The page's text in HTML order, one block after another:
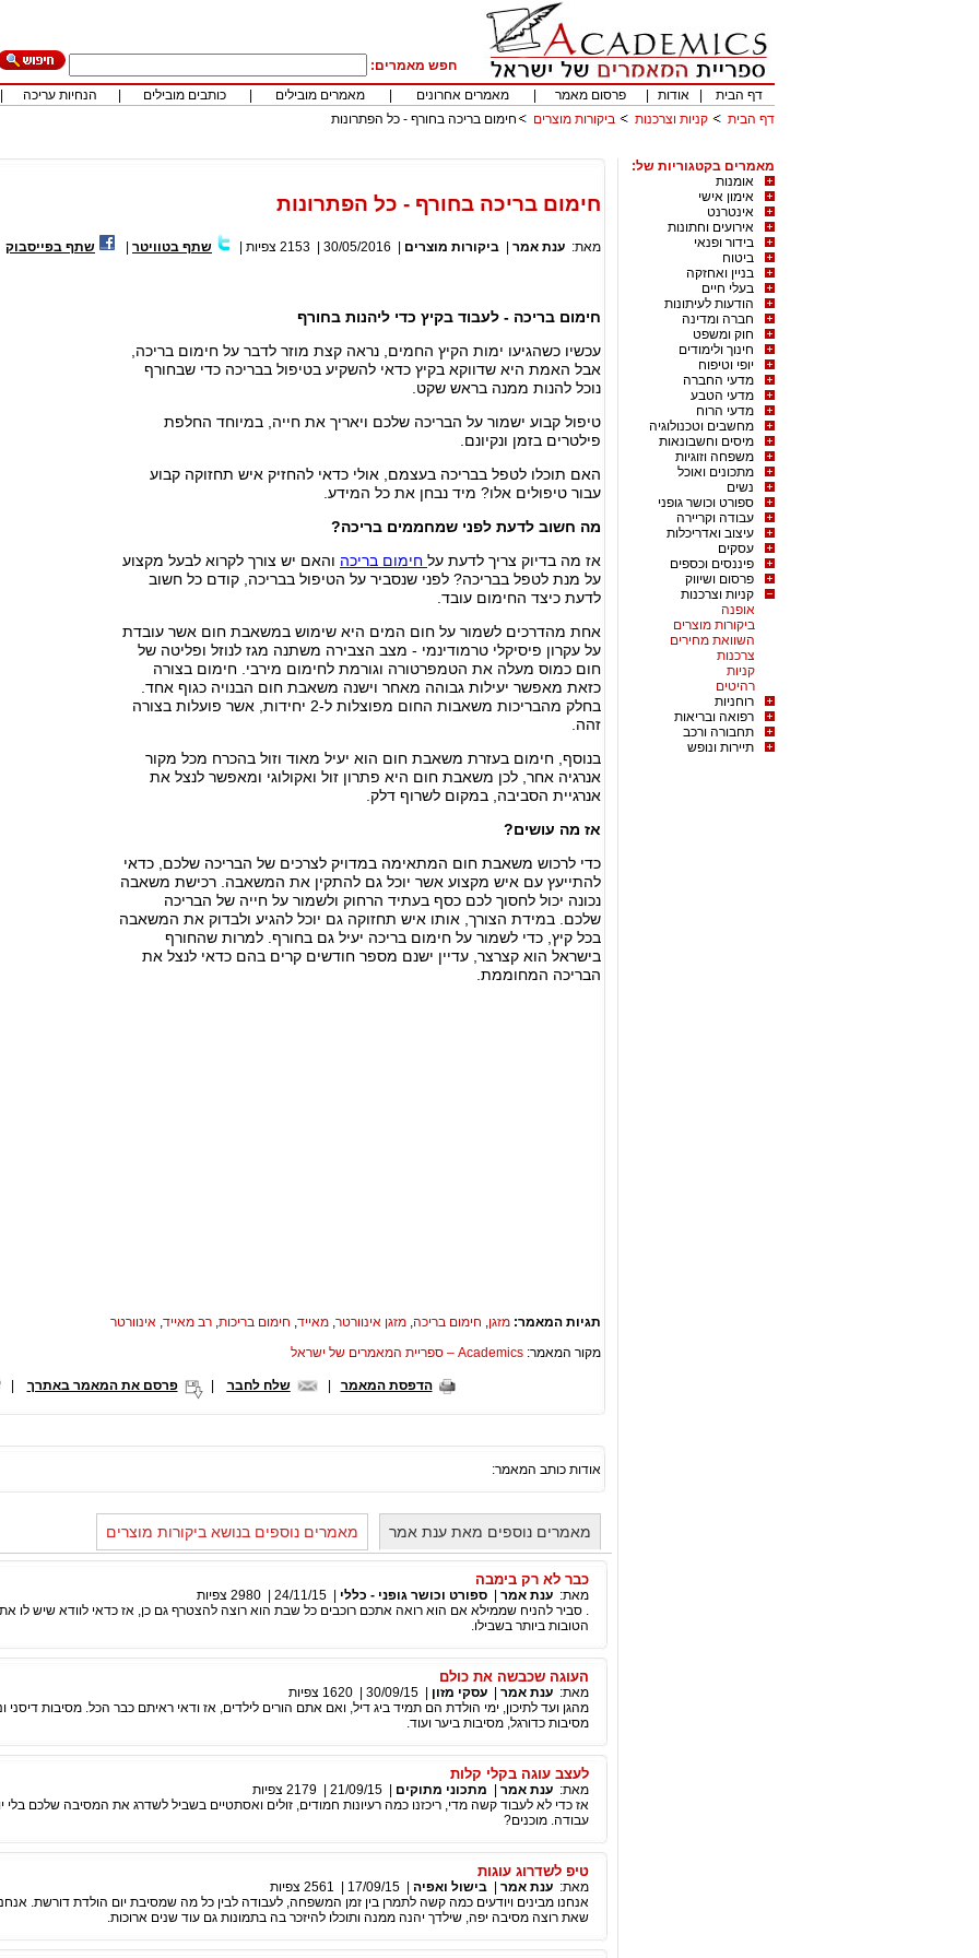
חפש מאמרים:
דף הבית
אודות פרסום מאמר מאמרים אחרונים מאמרים מובילים כותבים מובילים הנחיות עריכה
דף הבית
קניות וצרכנות ביקורות מוצרים חימום בריכה בחורף - כל הפתרונות
מאמרים בקטגוריות של:
אומנות
אימון אישי
אינטרנט
אירועים וחתונות
בידור ופנאי
ביטוח
בניין ואחזקה
בעלי חיים
הודעות לעיתונות
חברה ומדינה
חוק ומשפט
חינוך ולימודים
יופי וטיפוח
מדעי החברה
מדעי הטבע
מדעי הרוח
מחשבים וטכנולוגיה
מיסים וחשבונאות
משפחה וזוגיות
מתכונים ואוכל
נשים
ספורט וכושר גופני
עבודה וקריירה
עיצוב ואדריכלות
עסקים
פיננסים וכספים
פרסום ושיווק
קניות וצרכנות
אופנה
ביקורות מוצרים
השוואת מחירים
צרכנות
קניות
רהיטים
רוחניות
רפואה ובריאות
תחבורה ורכב
תיירות ונופש
חימום בריכה בחורף - כל הפתרונות
מאת: ענת אמר ביקורות מוצרים 30/05/2016
2153 צפיות שתף בטוויטר שתף בפייסבוק
חימום בריכה - לעבוד בקיץ כדי ליהנות בחורף
עכשיו כשהגיעו ימות הקיץ החמים, נראה קצת מוזר לדבר על חימום בריכה,
אבל האמת היא שדווקא בקיץ כדאי להשקיע בטיפול בבריכה כדי שבחורף
נוכל להנות ממנה בראש שקט.
טיפול קבוע ישמור על הבריכה שלכם ויאריך את חייה, במיוחד החלפת
פילטרים בזמן ונקיונם.
האם תוכלו לטפל בבריכה בעצמם, אולי כדאי להחזיק איש תחזוקה קבוע
עבור טיפולים אלו? מיד נבחן את כל המידע.
מה חשוב לדעת לפני שמחממים בריכה?
אז מה בדיוק צריך לדעת על חימום בריכה והאם יש צורך לקרוא לבעל מקצוע
על מנת לטפל בבריכה? לפני שנסביר על הטיפול בבריכה, קודם כל חשוב
לדעת כיצד החימום עובד.
אחת מהדרכים לשמור על חום המים היא שימוש במשאבת חום אשר עובדת
על עקרון פיסיקלי טרמודינמי - מצב הצבירה משתנה מגז לנוזל ופליטה של
חום כמוס מעלה את הטמפרטורה וגורמת לחימום מירבי. חימום בצורה
כזאת מאפשר יעילות גבוהה מאחר וישנה משאבת חום הבנויה כגוף אחד.
בחלק מהבריכות משאבות החום מפוצלות ל-2 יחידות, אשר פועלות בצורה
זהה.
בנוסף, חימום בעזרת משאבת חום הוא יעיל מאוד וזול בהכרח מכל מקור
אנרגיה אחר, לכן משאבת חום היא פתרון זול ואקולוגי ומאפשר לנצל את
אנרגיית הסביבה, במקום לשרוף דלק.
אז מה עושים?
כדי לרכוש משאבת חום המתאימה במדויק לצרכים של הבריכה שלכם, כדאי
להתייעץ עם איש מקצוע אשר יוכל גם להתקין את המשאבה. רכישת משאבה
נכונה יכול לחסוך לכם כסף בעתיד הרחוק ולשמור על חייה של הבריכה
שלכם. במידת הצורך, אותו איש תחזוקה גם יוכל להגיע ולבדוק את המשאבה
בכל קיץ, כדי לשמור על חימום בריכה יעיל גם בחורף. למרות שהחורף
בישראל הוא קצרצר, עדיין ישנם מספר חודשים קרים בהם כדאי לנצל את
הבריכה המחוממת.
תגיות המאמר: מזגן, חימום בריכה, מזגן אינוורטר, מאייד, חימום בריכות, רב מאייד, אינוורטר
מקור המאמר: Academics – ספריית המאמרים של ישראל
הדפסת המאמר שלח לחבר פרסם את המאמר באתרך |
אודות כותב המאמר:
מאמרים נוספים מאת ענת אמר מאמרים נוספים בנושא ביקורות מוצרים
כבר לא רק בימבה
מאת: ענת אמר ספורט וכושר גופני - כללי 24/11/15
2980 צפיות
. סביר להניח שממילא אם הוא רואה אתכם רוכבים כל שבת הוא רוצה להצטרף גם כן, אז כדאי לוודא שיש לו את
הטובות ביותר בשבילו.
העוגה שכבשה את כולם
מאת: ענת אמר עסקי מזון 30/09/15
1620 צפיות
מהגן ועד לתיכון, ימי הולדת הם תמיד ביג דיל, ואם אתם הורים לילדים, אז ודאי ראיתם כבר הכל. מסיבות דיסני
מסיבות כדורגל, מסיבות ביער ועוד.
לעצב עוגה בקלי קלות
מאת: ענת אמר מתכוני מתוקים 21/09/15
2179 צפיות
אז כדי לא לעבוד קשה מדי, ריכזנו כמה רעיונות חמודים, זולים ואסתטיים בשביל לשדרג את המסיבה שלכם בלי
עבודה. מוכנים?
טיפ לשדרוג עוגות
מאת: ענת אמר בישול ואפיה 17/09/15
2561 צפיות
אנחנו מבינים ויודעים כמה קשה לתמרן בין זמן המשפחה, לעבודה לבין כל מה שמסיבת יום הולדת דורשת.
שאת רוצה מסיבה יפה, שילדך יהנה ממנה ותוכלו להיזכר בה בתמונות גם עוד שנים ארוכות.